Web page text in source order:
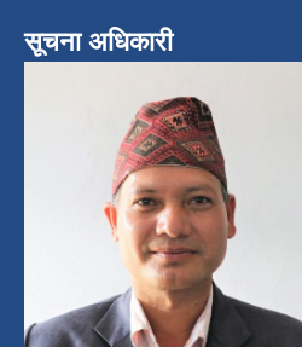
सूचना अधिकारी